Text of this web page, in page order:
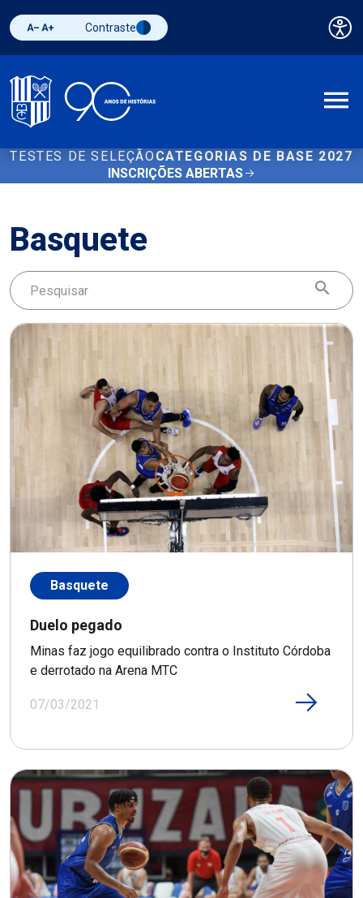
Diminuir fonte
Aumentar fonteAlternar contraste
Contraste
TESTES DE SELEÇÃO CATEGORIAS DE BASE 2027
INSCRIÇÕES ABERTAS
Basquete
Buscar
Basquete
Duelo pegado
Minas faz jogo equilibrado contra o Instituto Córdoba
e derrotado na Arena MTC
07/03/2021